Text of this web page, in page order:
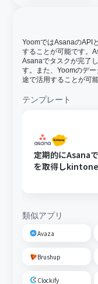
YoomではAsanaのAPI
することが可能です。
Asanaでタスクが完了
す。また、Yoomのデ
途で活用することが可能
テンプレート
定期的にAsana
を取得し
類似アプリ
Avaza
Brushup
Clockify